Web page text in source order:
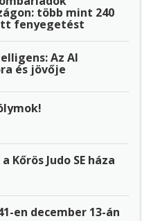
több mint 240
fenyegetést
Az AI
és jövője
Kőrös Judo SE háza
en december 13-án